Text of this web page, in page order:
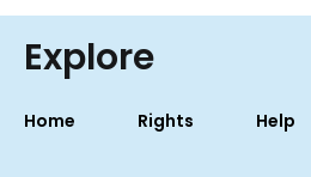
Explore
Home Rights Help